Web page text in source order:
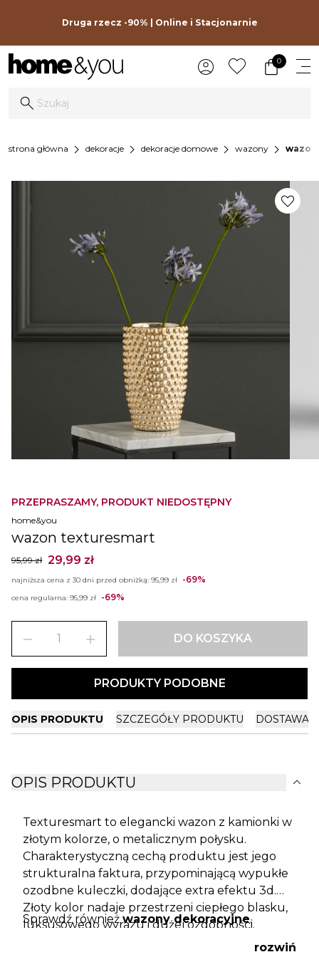
Druga rzecz -90% | Online i Stacjonarnie
0
strona główna chevron_right dekoracje chevron_right dekoracje domowe chevron_right wazony chevron_right
PRZEPRASZAMY, PRODUKT NIEDOSTĘPNY
home&you
wazon texturesmart
95,99 zł 29,99 zł
najniższa cena z 30 dni przed obniżką: 95,99 zł -69%
cena regularna: 95,99 zł -69%
remove add DO KOSZYKA
PRODUKTY PODOBNE
favorite
OPIS PRODUKTU SZCZEGÓŁY PRODUKTU DOSTAWA
OPIS PRODUKTU expand_more
Texturesmart to elegancki wazon z kamionki w
złotym kolorze, o metalicznym połysku.
Charakterystyczną cechą produktu jest jego
strukturalna faktura, przypominającą wypukłe
ozodbne kuleczki, dodające extra efektu 3d.
Złoty kolor nadaje przestrzeni ciepłego blasku,
luksusowego wyrazu i dużej ozdobności.
Sprawdź również wazony dekoracyjne.
rozwiń